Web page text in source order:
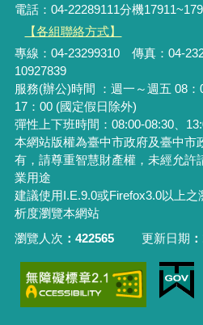
電話：04-22289111分機
【各組聯絡方式】
專線：04-23299310 傳真：04-
10927839
服務(辦公)時間 ：週一～週五 08：
17：00 (國定假日除外)
彈性上下班時間：08:00-08:30、
本網站版權為臺中市政府及臺中市
有，請尊重智慧財產權，未經允許
業用途
建議使用I.E.9.0或Firefox3.0以上
析度瀏覽本網站
瀏覽人次
422565 更新日期